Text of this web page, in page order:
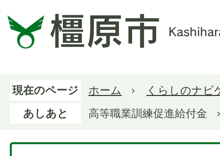
現在のページ ホーム
くらしのナビ
あしあと
高等職業訓練促進給付金